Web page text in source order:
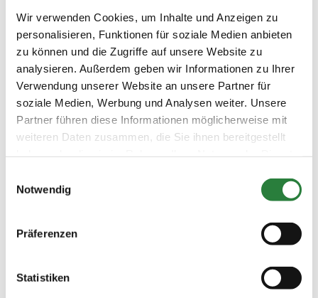
Wir verwenden Cookies, um Inhalte und Anzeigen zu
personalisieren, Funktionen für soziale Medien anbieten
zu können und die Zugriffe auf unsere Website zu
analysieren. Außerdem geben wir Informationen zu Ihrer
Verwendung unserer Website an unsere Partner für
soziale Medien, Werbung und Analysen weiter. Unsere
Partner führen diese Informationen möglicherweise mit
weiteren Daten zusammen, die Sie ihnen bereitgestellt
Notwendig
Präferenzen
Statistiken
Datum Prüfung Disziplin
15.06.2018
(v)
1. Dressurpferdeprfg. Kl.A DPF
Preisgeld
150,00 €
LKL/Art
1 2 3 4 5 6 LP
Preisgeld
LKL/Art
17.06.2018
(v)
DPF